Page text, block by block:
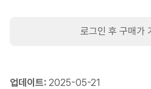
로그인 후 구매가
업데이트: 2025-05-21